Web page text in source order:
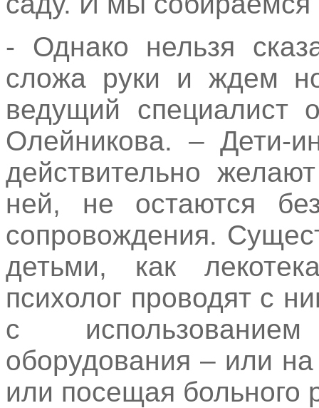
- Однако нельзя
сложа руки и ждем
ведущий специалист
Олейникова. – Дети-
действительно
ней, не остаются без
сопровождения.
детьми, как
психолог проводят с
с
оборудования – или на
или посещая больного